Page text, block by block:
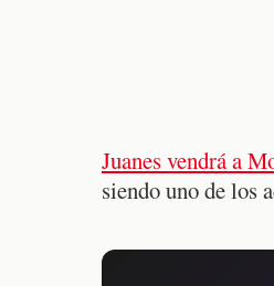
Juanes vendrá a
siendo uno de los